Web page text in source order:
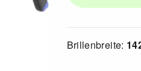
Brillenbreite: